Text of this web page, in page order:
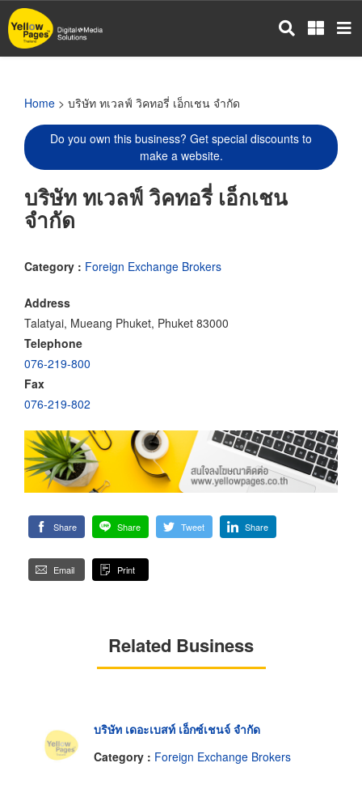
Skip
to
main
Home > บริษัท ทเวลฟ์ วิคทอรี่ เอ็กเชน จำกัด
Do you own this business? Get special discounts to
make a website.
บริษัท ทเวลฟ์ วิคทอรี่ เอ็กเชน
จำกัด
Category : Foreign Exchange Brokers
Address
Talatyai, Mueang Phuket, Phuket 83000
Telephone
076-219-800
Fax
076-219-802
Share Share Tweet Share
Email Print
Related Business
บริษัท เดอะเบสท์ เอ็กซ์เชนจ์ จำกัด
Category : Foreign Exchange Brokers